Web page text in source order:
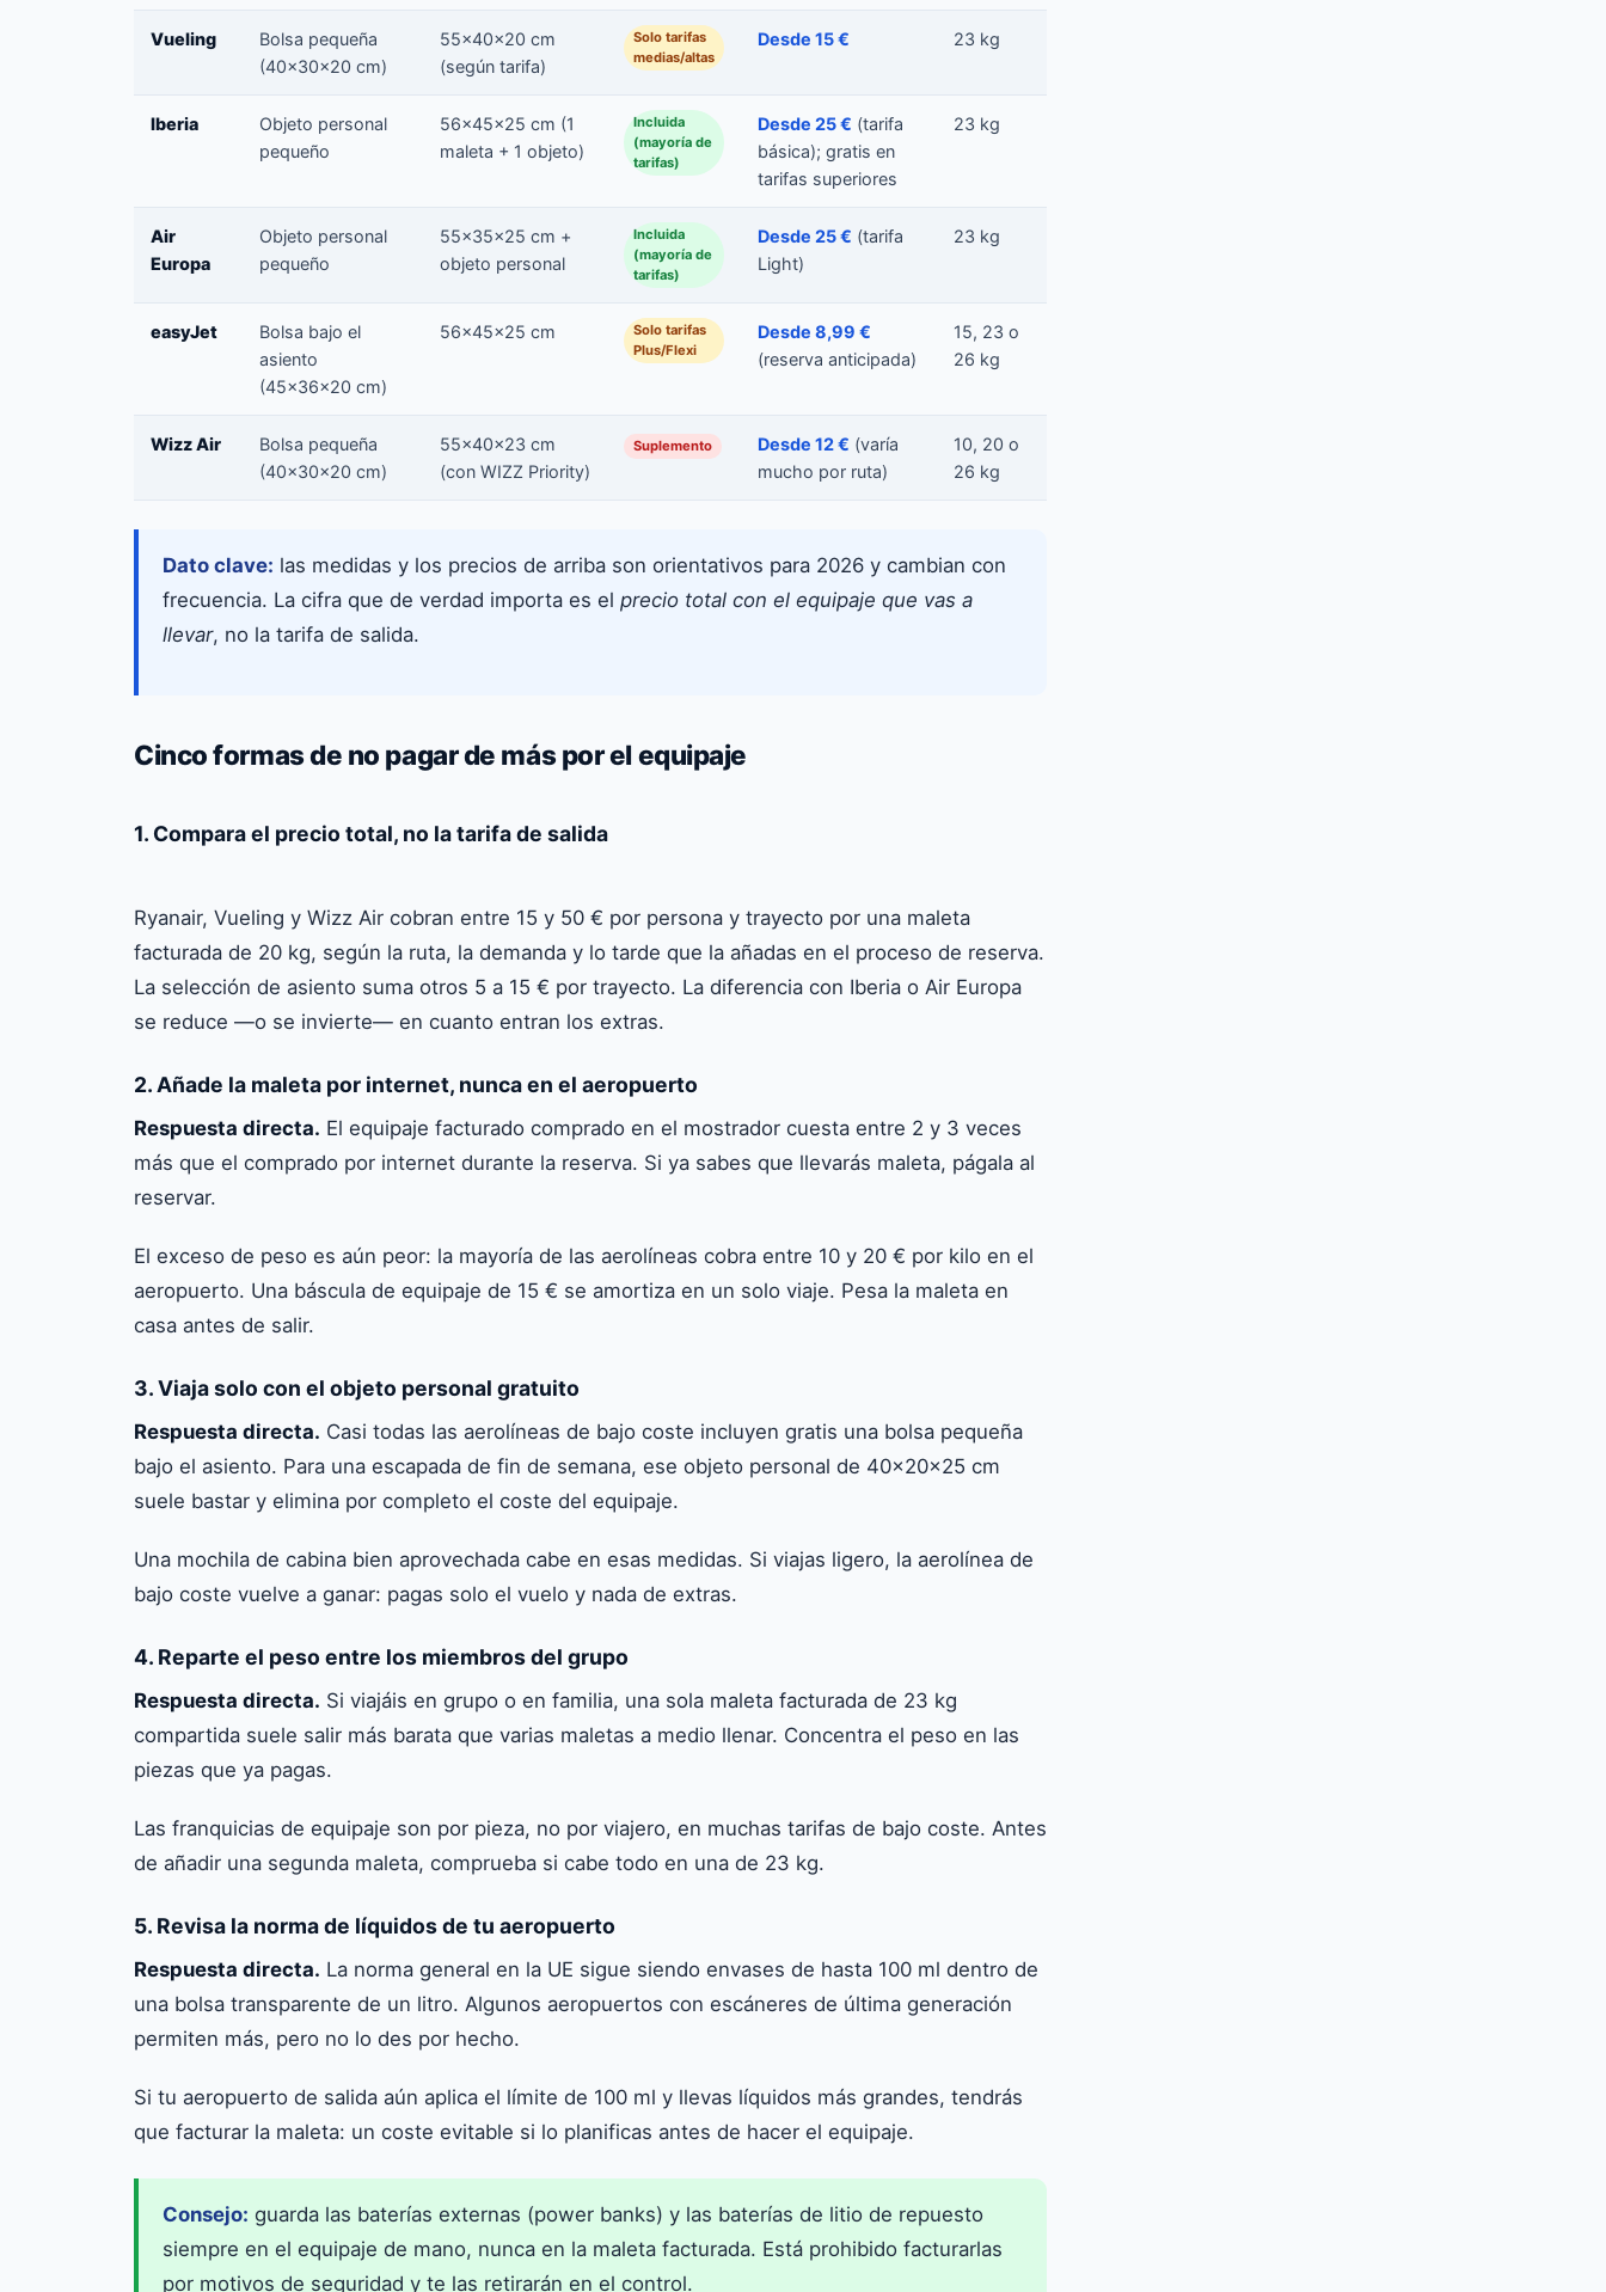
Vueling
Bolsa pequeña
(40×30×20 cm)
55×40×20 cm
(según tarifa)
Solo tarifas
medias/altas
Desde 15 € 23 kg
Iberia
Objeto personal
pequeño
56×45×25 cm (1
maleta + 1 objeto)
Incluida
(mayoría de
tarifas)
Desde 25 € (tarifa
básica); gratis en
tarifas superiores
23 kg
Air
Europa
Objeto personal
pequeño
55×35×25 cm +
objeto personal
Incluida
(mayoría de
tarifas)
Desde 25 € (tarifa
Light)
23 kg
easyJet
Bolsa bajo el
asiento
(45×36×20 cm)
56×45×25 cm
Solo tarifas
Plus/Flexi
Desde 8,99 €
(reserva anticipada)
15, 23 o
26 kg
Wizz Air
Bolsa pequeña
(40×30×20 cm)
55×40×23 cm
(con WIZZ Priority)
Suplemento Desde 12 € (varía
mucho por ruta)
10, 20 o
26 kg
Dato clave: las medidas y los precios de arriba son orientativos para 2026 y cambian con
frecuencia. La cifra que de verdad importa es el precio total con el equipaje que vas a
llevar, no la tarifa de salida.
Cinco formas de no pagar de más por el equipaje
1. Compara el precio total, no la tarifa de salida
trayecto una vez añadida la maleta facturada y la selección de asiento. Calcula siempre el precio
«todo incluido» antes de decidir qué aerolínea es realmente la más barata.
Ryanair, Vueling y Wizz Air cobran entre 15 y 50 € por persona y trayecto por una maleta
facturada de 20 kg, según la ruta, la demanda y lo tarde que la añadas en el proceso de reserva.
La selección de asiento suma otros 5 a 15 € por trayecto. La diferencia con Iberia o Air Europa
se reduce —o se invierte— en cuanto entran los extras.
2. Añade la maleta por internet, nunca en el aeropuerto
Respuesta directa. El equipaje facturado comprado en el mostrador cuesta entre 2 y 3 veces
más que el comprado por internet durante la reserva. Si ya sabes que llevarás maleta, págala al
reservar.
El exceso de peso es aún peor: la mayoría de las aerolíneas cobra entre 10 y 20 € por kilo en el
aeropuerto. Una báscula de equipaje de 15 € se amortiza en un solo viaje. Pesa la maleta en
casa antes de salir.
3. Viaja solo con el objeto personal gratuito
Respuesta directa. Casi todas las aerolíneas de bajo coste incluyen gratis una bolsa pequeña
bajo el asiento. Para una escapada de fin de semana, ese objeto personal de 40×20×25 cm
suele bastar y elimina por completo el coste del equipaje.
Una mochila de cabina bien aprovechada cabe en esas medidas. Si viajas ligero, la aerolínea de
bajo coste vuelve a ganar: pagas solo el vuelo y nada de extras.
4. Reparte el peso entre los miembros del grupo
Respuesta directa. Si viajáis en grupo o en familia, una sola maleta facturada de 23 kg
compartida suele salir más barata que varias maletas a medio llenar. Concentra el peso en las
piezas que ya pagas.
Las franquicias de equipaje son por pieza, no por viajero, en muchas tarifas de bajo coste. Antes
de añadir una segunda maleta, comprueba si cabe todo en una de 23 kg.
5. Revisa la norma de líquidos de tu aeropuerto
Respuesta directa. La norma general en la UE sigue siendo envases de hasta 100 ml dentro de
una bolsa transparente de un litro. Algunos aeropuertos con escáneres de última generación
permiten más, pero no lo des por hecho.
Si tu aeropuerto de salida aún aplica el límite de 100 ml y llevas líquidos más grandes, tendrás
que facturar la maleta: un coste evitable si lo planificas antes de hacer el equipaje.
Consejo: guarda las baterías externas (power banks) y las baterías de litio de repuesto
siempre en el equipaje de mano, nunca en la maleta facturada. Está prohibido facturarlas
por motivos de seguridad y te las retirarán en el control.